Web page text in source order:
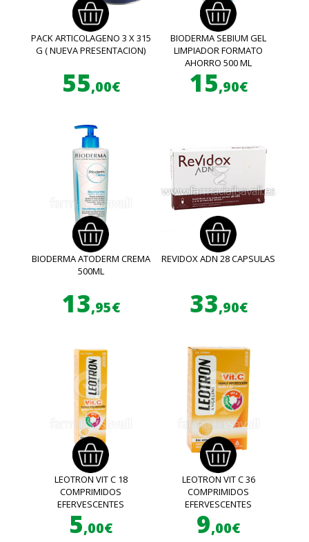
PACK ARTICOLAGENO 3 X 315
G ( NUEVA PRESENTACION)
55,00€
BIODERMA SEBIUM GEL
LIMPIADOR FORMATO
AHORRO 500 ML
15,90€
BIODERMA ATODERM CREMA
500ML
13,95€
REVIDOX ADN 28 CAPSULAS
33,90€
LEOTRON VIT C 18
COMPRIMIDOS
EFERVESCENTES
5,00€
LEOTRON VIT C 36
COMPRIMIDOS
EFERVESCENTES
9,00€